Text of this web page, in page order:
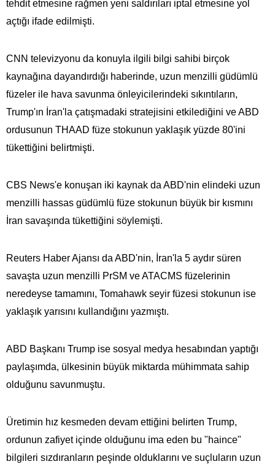
tehdit etmesine rağmen yeni saldırıları iptal etmesine yol
açtığı ifade edilmişti.
CNN televizyonu da konuyla ilgili bilgi sahibi birçok
kaynağına dayandırdığı haberinde, uzun menzilli güdümlü
füzeler ile hava savunma önleyicilerindeki sıkıntıların,
Trump'ın İran'la çatışmadaki stratejisini etkilediğini ve ABD
ordusunun THAAD füze stokunun yaklaşık yüzde 80'ini
tükettiğini belirtmişti.
CBS News'e konuşan iki kaynak da ABD'nin elindeki uzun
menzilli hassas güdümlü füze stokunun büyük bir kısmını
İran savaşında tükettiğini söylemişti.
Reuters Haber Ajansı da ABD'nin, İran'la 5 aydır süren
savaşta uzun menzilli PrSM ve ATACMS füzelerinin
neredeyse tamamını, Tomahawk seyir füzesi stokunun ise
yaklaşık yarısını kullandığını yazmıştı.
ABD Başkanı Trump ise sosyal medya hesabından yaptığı
paylaşımda, ülkesinin büyük miktarda mühimmata​​​​​​​ sahip
olduğunu savunmuştu.
Üretimin hız kesmeden devam ettiğini belirten Trump,
ordunun zafiyet içinde olduğunu ima eden bu "haince"
bilgileri sızdıranların peşinde olduklarını ve suçluların uzun